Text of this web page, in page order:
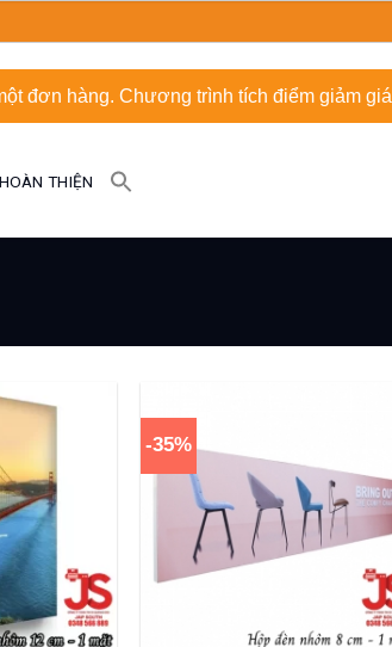
đơn hàng. Chương trình tích điểm giảm giá
THIỆN
-35%